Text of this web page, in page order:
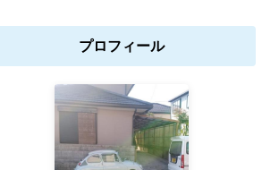
プロフィール